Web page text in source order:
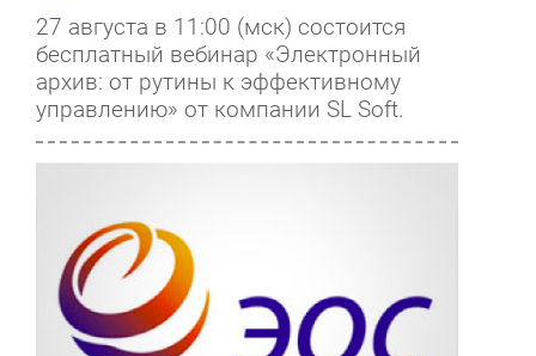
27 августа в 11:00 (мск) состоится
бесплатный вебинар «Электронный
архив: от рутины к эффективному
управлению» от компании SL Soft.